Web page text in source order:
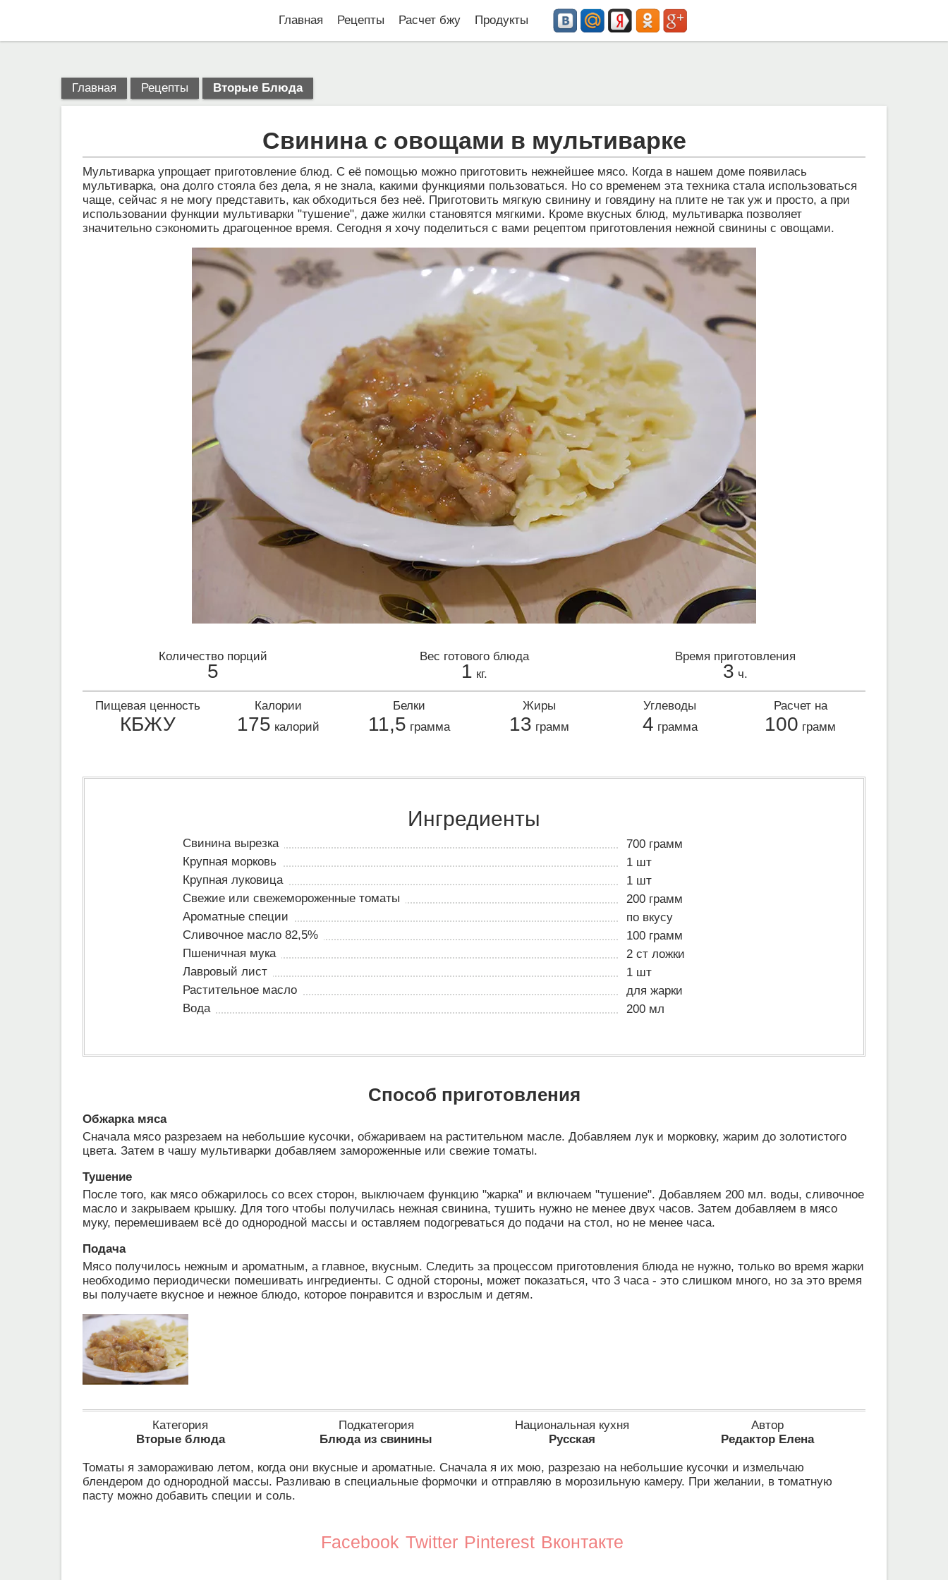
Главная Рецепты Расчет бжу Продукты
Главная Рецепты Вторые Блюда
Свинина с овощами в мультиварке
Мультиварка упрощает приготовление блюд. С её помощью можно приготовить нежнейшее мясо. Когда в нашем доме появилась
мультиварка, она долго стояла без дела, я не знала, какими функциями пользоваться. Но со временем эта техника стала использоваться
чаще, сейчас я не могу представить, как обходиться без неё. Приготовить мягкую свинину и говядину на плите не так уж и просто, а при
использовании функции мультиварки "тушение", даже жилки становятся мягкими. Кроме вкусных блюд, мультиварка позволяет
значительно сэкономить драгоценное время. Сегодня я хочу поделиться с вами рецептом приготовления нежной свинины с овощами.
Количество порций
5
Вес готового блюда
1 кг.
Время приготовления
3 ч.
Пищевая ценность
КБЖУ
Калории
175 калорий
Белки
11,5 грамма
Жиры
13 грамм
Углеводы
4 грамма
Расчет на
100 грамм
Ингредиенты
Свинина вырезка
700 грамм
Крупная морковь
1 шт
Крупная луковица
1 шт
Свежие или свежемороженные томаты
200 грамм
Ароматные специи
по вкусу
Сливочное масло 82,5%
100 грамм
Пшеничная мука
2 ст ложки
Лавровый лист
1 шт
Растительное масло
для жарки
Вода
200 мл
Способ приготовления
Обжарка мяса
Сначала мясо разрезаем на небольшие кусочки, обжариваем на растительном масле. Добавляем лук и морковку, жарим до золотистого
цвета. Затем в чашу мультиварки добавляем замороженные или свежие томаты.
Тушение
После того, как мясо обжарилось со всех сторон, выключаем функцию "жарка" и включаем "тушение". Добавляем 200 мл. воды, сливочное
масло и закрываем крышку. Для того чтобы получилась нежная свинина, тушить нужно не менее двух часов. Затем добавляем в мясо
муку, перемешиваем всё до однородной массы и оставляем подогреваться до подачи на стол, но не менее часа.
Подача
Мясо получилось нежным и ароматным, а главное, вкусным. Следить за процессом приготовления блюда не нужно, только во время жарки
необходимо периодически помешивать ингредиенты. С одной стороны, может показаться, что 3 часа - это слишком много, но за это время
вы получаете вкусное и нежное блюдо, которое понравится и взрослым и детям.
Категория
Вторые блюда
Подкатегория
Блюда из свинины
Национальная кухня
Русская
Автор
Редактор Елена
Томаты я замораживаю летом, когда они вкусные и ароматные. Сначала я их мою, разрезаю на небольшие кусочки и измельчаю
блендером до однородной массы. Разливаю в специальные формочки и отправляю в морозильную камеру. При желании, в томатную
пасту можно добавить специи и соль.
Facebook Twitter Pinterest Вконтакте